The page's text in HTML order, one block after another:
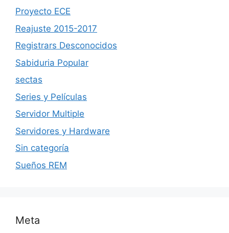
Proyecto ECE
Reajuste 2015-2017
Registrars Desconocidos
Sabiduria Popular
sectas
Series y Películas
Servidor Multiple
Servidores y Hardware
Sin categoría
Sueños REM
Meta